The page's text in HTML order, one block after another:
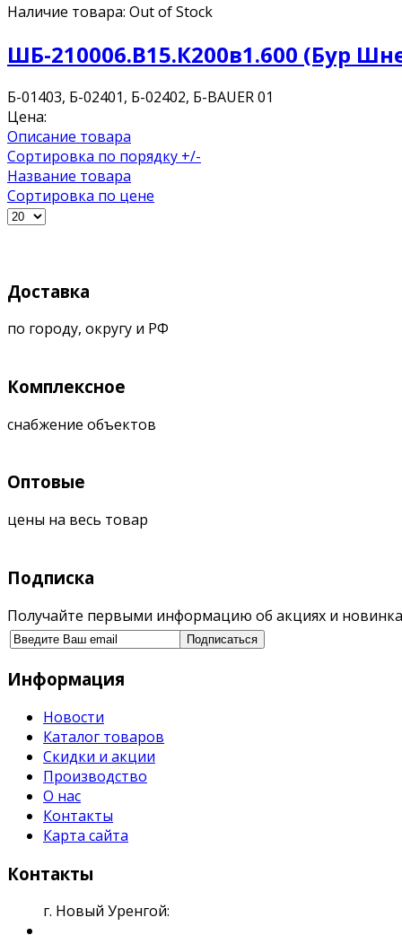
Наличие товара: Out of Stock
ШБ-210006.В15.К200в1.600 (Бур
Б-01403, Б-02401, Б-02402, Б-BAUER 01
Цена:
Описание товара
Сортировка по порядку +/-
Название товара
Сортировка по цене
Доставка
по городу, округу и РФ
Комплексное
снабжение объектов
Оптовые
цены на весь товар
Подписка
Получайте первыми информацию об акциях и
Информация
Новости
Каталог товаров
Скидки и акции
Производство
О нас
Контакты
Карта сайта
Контакты
г. Новый Уренгой: